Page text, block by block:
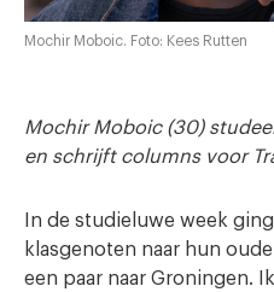
Mochir Moboic. Foto: Kees Rutten
Mochir Moboic (30)
en schrijft columns voor
In de studieluwe week
klasgenoten naar hun
een paar naar Groningen.